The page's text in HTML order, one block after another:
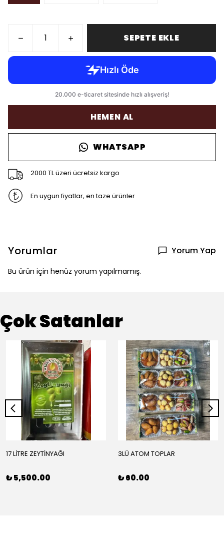
SEPETE EKLE
HEMEN AL
WHATSAPP
2000 TL üzeri ücretsiz kargo
En uygun fiyatlar, en taze ürünler
Yorumlar Yorum Yap
Bu ürün için henüz yorum yapılmamış.
Çok Satanlar
17 LİTRE ZEYTİNYAĞI
₺ 5,500.00
3LÜ ATOM TOPLAR
₺ 60.00